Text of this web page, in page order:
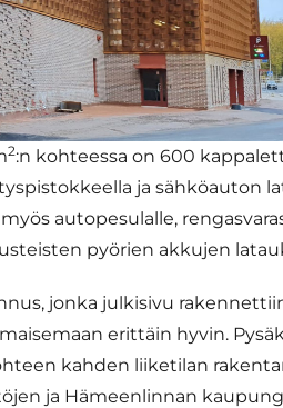
2:n kohteessa on 600
ja sähköauton
autopesulalle,
pyörien akkujen
jonka julkisivu
erittäin hyvin.
kahden liiketilan
ja Hämeenlinnan